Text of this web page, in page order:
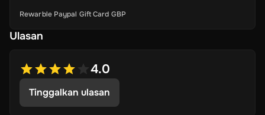
Rewarble Paypal Gift Card GBP
Ulasan
4.0
Tinggalkan ulasan